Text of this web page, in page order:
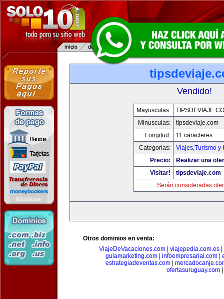
Vendido!
Mayusculas:
Minusculas:
tipsdeviaje.com
Longitud:
11 caracteres
Categorias:
Viajes,Turismo y
Precio:
Realizar una
Visitar!
tipsdeviaje.com
Serán consideradas
Otros dominios en venta:
ViajeDeVacaciones.com
viajepedia.com.es
guiamarketing.com| infoempresarial.com|
estrategiadeventas.com|
ofertasuruguay.com|